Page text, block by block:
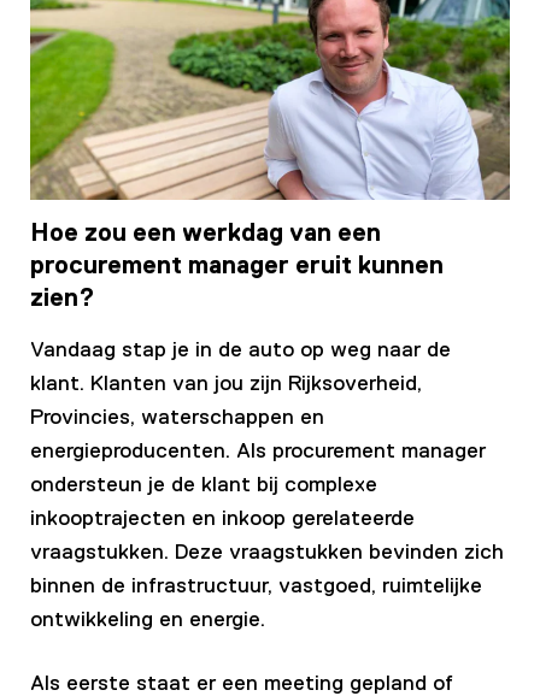
Hoe zou een werkdag van een
procurement manager eruit kunnen
zien?
Vandaag stap je in de auto op weg naar de
klant. Klanten van jou zijn Rijksoverheid,
Provincies, waterschappen en
energieproducenten. Als procurement manager
ondersteun je de klant bij complexe
inkooptrajecten en inkoop gerelateerde
vraagstukken. Deze vraagstukken bevinden zich
binnen de infrastructuur, vastgoed, ruimtelijke
ontwikkeling en energie.
Als eerste staat er een meeting gepland of